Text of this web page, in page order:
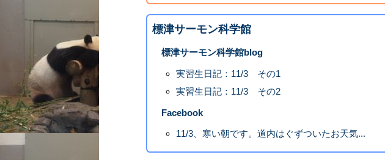
標津サーモン科学館
標津サーモン科学館blog
実習生日記：11/3 その1
実習生日記：11/3 その2
Facebook
11/3、寒い朝です。道内はぐずついたお天気...